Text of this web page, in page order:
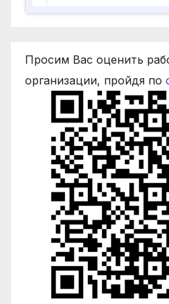
Просим Вас оценить
организации, пройдя по